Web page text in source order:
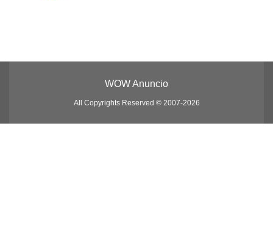
WOW Anuncio
All Copyrights Reserved © 2007-2026